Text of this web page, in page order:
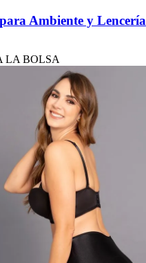
Ambiente y Lencería
LA BOLSA